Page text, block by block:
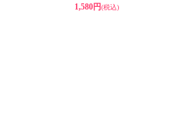
1,580円(税込)